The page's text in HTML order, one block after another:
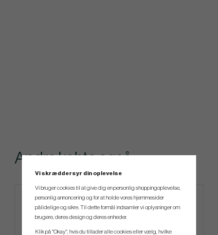
Andre købte også
4 FOR 3
Vi skræddersyr din oplevelse
Vi bruger cookies til at give dig en personlig shoppingoplevelse,
personlig annoncering og for at holde vores hjemmesider
pålidelige og sikre. Til dette formål indsamler vi oplysninger om
brugere, deres design og deres enheder.
Klik på "Okay", hvis du tillader alle cookies eller vælg, hvilke